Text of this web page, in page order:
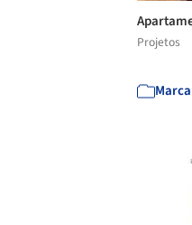
Projetos